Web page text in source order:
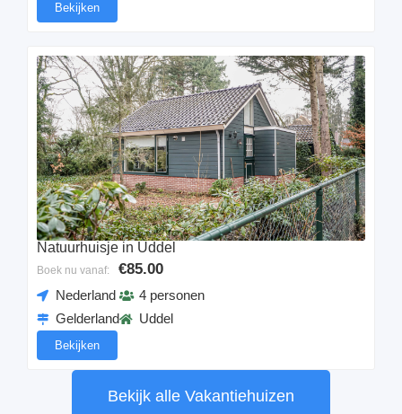
Bekijken
Natuurhuisje in Uddel
Boek nu vanaf: €85.00
Nederland
Gelderland
4 personen
Uddel
Bekijken
Bekijk alle Vakantiehuizen